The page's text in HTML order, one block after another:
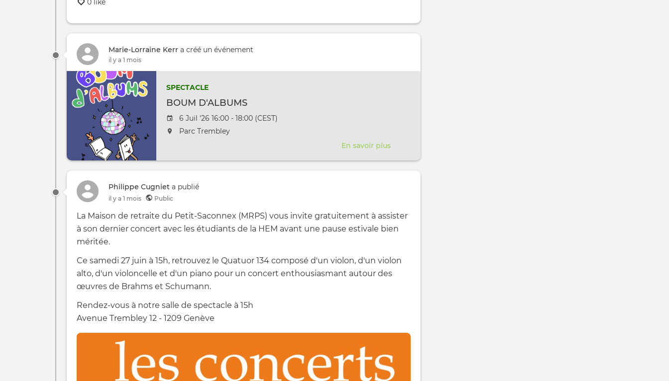
Marie-Lorraine Kerr a créé un événement
il y a 1 mois
SPECTACLE
BOUM D'ALBUMS
Date de l'évênement
6 Juil '26 16:00 - 18:00 (CEST)
L'événement aura lieu au / à
Parc Trembley
En savoir plus
D'ALBUMS
Philippe Cugniet a publié
il y a 1 mois Public
La Maison de retraite du Petit-Saconnex (MRPS) vous invite gratuitement à assister
à son dernier concert avec les étudiants de la HEM avant une pause estivale bien
méritée.
Ce samedi 27 juin à 15h, retrouvez le Quatuor 134 composé d'un violon, d'un violon
alto, d'un violoncelle et d'un piano pour un concert enthousiasmant autour des
œuvres de Brahms et Schumann.
Rendez-vous à notre salle de spectacle à 15h
Avenue Trembley 12 - 1209 Genève